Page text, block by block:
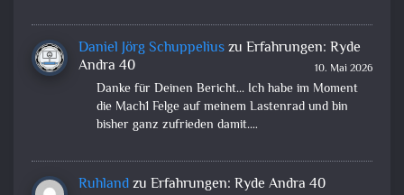
Daniel Jörg Schuppeliuszu Erfahrungen: Ryde
Andra 40
10. Mai 2026
Danke für Deinen Bericht... Ich habe im Moment
die Mach1 Felge auf meinem Lastenrad und bin
bisher ganz zufrieden damit.…
Ruhlandzu Erfahrungen: Ryde Andra 40